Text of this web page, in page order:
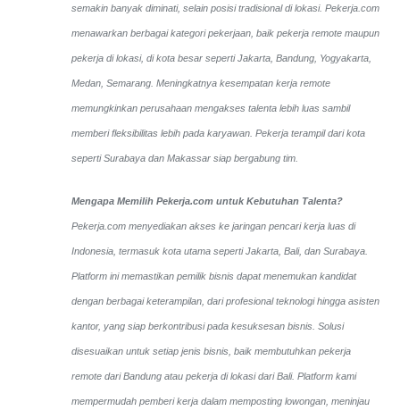
semakin banyak diminati, selain posisi tradisional di lokasi. Pekerja.com
menawarkan berbagai kategori pekerjaan, baik pekerja remote maupun
pekerja di lokasi, di kota besar seperti Jakarta, Bandung, Yogyakarta,
Medan, Semarang. Meningkatnya kesempatan kerja remote
memungkinkan perusahaan mengakses talenta lebih luas sambil
memberi fleksibilitas lebih pada karyawan. Pekerja terampil dari kota
seperti Surabaya dan Makassar siap bergabung tim.
Mengapa Memilih Pekerja.com untuk Kebutuhan Talenta?
Pekerja.com menyediakan akses ke jaringan pencari kerja luas di
Indonesia, termasuk kota utama seperti Jakarta, Bali, dan Surabaya.
Platform ini memastikan pemilik bisnis dapat menemukan kandidat
dengan berbagai keterampilan, dari profesional teknologi hingga asisten
kantor, yang siap berkontribusi pada kesuksesan bisnis. Solusi
disesuaikan untuk setiap jenis bisnis, baik membutuhkan pekerja
remote dari Bandung atau pekerja di lokasi dari Bali. Platform kami
mempermudah pemberi kerja dalam memposting lowongan, meninjau